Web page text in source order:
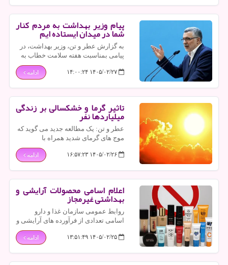
پیام وزیر بهداشت به مردم کنار
شما در میدان ایستاده ایم
به گزارش عطر و تن، وزیر بهداشت، در
پیامی بمناسبت هفته سلامت خطاب به
مردم، اظهار داشت: سیستم سلامت
کشور عزم خویش را جزم کرده با تمام
۱۴۰۵/۰۲/۲۷ ۱۴:۰۰:۲۴ ادامه
تاثیر گرما و خشکسالی بر زندگی
میلیاردها نفر
عطر و تن: یک مطالعه جدید می گوید که
موج های گرمای شدید همراه با
خشکسالی های خیلی خشک تا پایان
قرن، تحت سیاستهای اقلیمی فعلی، پنج
۱۴۰۵/۰۲/۲۶ ۱۶:۵۷:۲۳ ادامه
اعلام اسامی محصولات آرایشی و
بهداشتی غیرمجاز
روابط عمومی سازمان غذا و دارو
اسامی تعدادی از فرآورده های آرایشی و
بهداشتی فاقد مجوز را اعلام کرد.
۱۴۰۵/۰۲/۲۵ ۱۳:۵۱:۴۹ ادامه